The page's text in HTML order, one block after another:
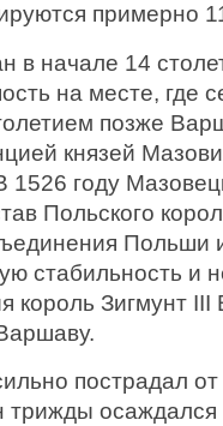
примерно
в начале 14
на месте, где
позже
князей
1526 году
Польского
Польши
стабильность и
король Зигмунт III
пострадал
трижды